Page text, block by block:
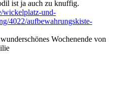
ist ja auch zu knuffig.
wickelplatz-und-
4022/aufbewahrungskiste-
Wochenende von